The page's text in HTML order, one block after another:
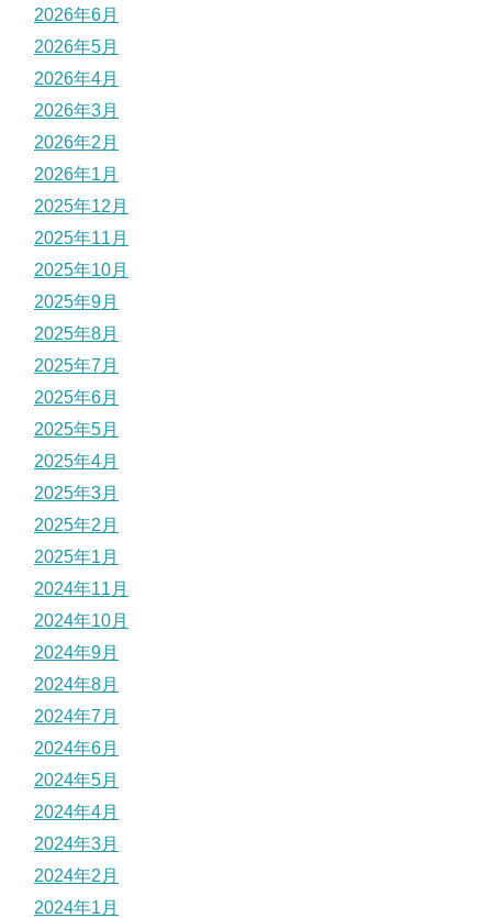
2026年6月
2026年5月
2026年4月
2026年3月
2026年2月
2026年1月
2025年12月
2025年11月
2025年10月
2025年9月
2025年8月
2025年7月
2025年6月
2025年5月
2025年4月
2025年3月
2025年2月
2025年1月
2024年11月
2024年10月
2024年9月
2024年8月
2024年7月
2024年6月
2024年5月
2024年4月
2024年3月
2024年2月
2024年1月